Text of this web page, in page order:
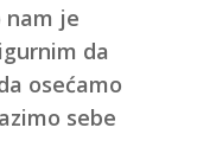
nam je
da
osećamo
sebe